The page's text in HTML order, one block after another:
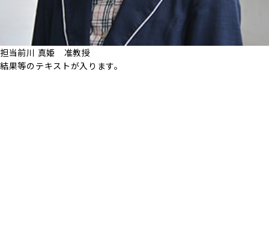
担当前川 真姫 准教授
結果等のテキストが入ります。